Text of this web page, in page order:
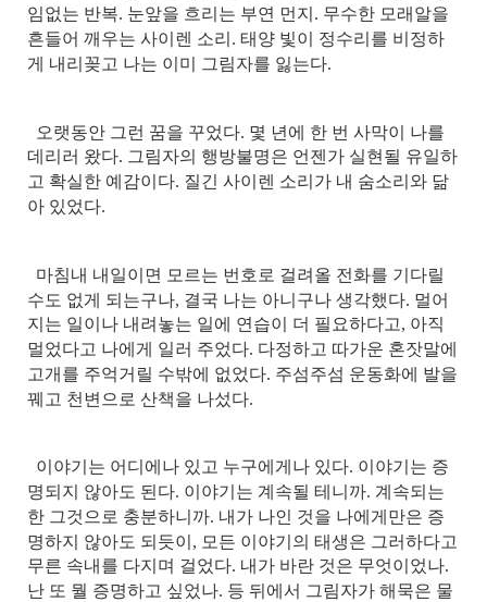
임없는 반복. 눈앞을 흐리는 부연 먼지. 무수한 모래알을
흔들어 깨우는 사이렌 소리. 태양 빛이 정수리를 비정하
게 내리꽂고 나는 이미 그림자를 잃는다.
오랫동안 그런 꿈을 꾸었다. 몇 년에 한 번 사막이 나를
데리러 왔다. 그림자의 행방불명은 언젠가 실현될 유일하
고 확실한 예감이다. 질긴 사이렌 소리가 내 숨소리와 닮
아 있었다.
마침내 내일이면 모르는 번호로 걸려올 전화를 기다릴
수도 없게 되는구나, 결국 나는 아니구나 생각했다. 멀어
지는 일이나 내려놓는 일에 연습이 더 필요하다고, 아직
멀었다고 나에게 일러 주었다. 다정하고 따가운 혼잣말에
고개를 주억거릴 수밖에 없었다. 주섬주섬 운동화에 발을
꿰고 천변으로 산책을 나섰다.
이야기는 어디에나 있고 누구에게나 있다. 이야기는 증
명되지 않아도 된다. 이야기는 계속될 테니까. 계속되는
한 그것으로 충분하니까. 내가 나인 것을 나에게만은 증
명하지 않아도 되듯이, 모든 이야기의 태생은 그러하다고
무른 속내를 다지며 걸었다. 내가 바란 것은 무엇이었나.
난 또 뭘 증명하고 싶었나. 등 뒤에서 그림자가 해묵은 물